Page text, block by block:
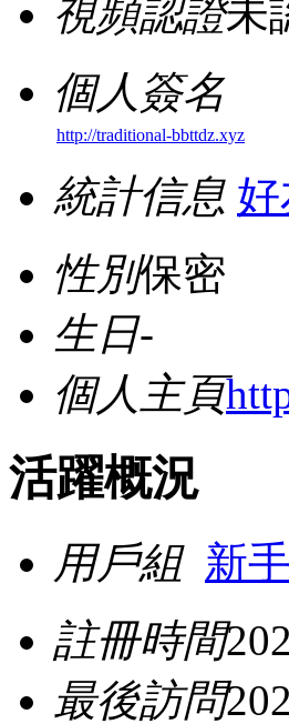
視頻認證未
個人簽名
http://traditional-bbttdz.xyz
統計信息
性別保密
生日-
個人主頁
活躍概況
用戶組 新
註冊時間
最後訪問